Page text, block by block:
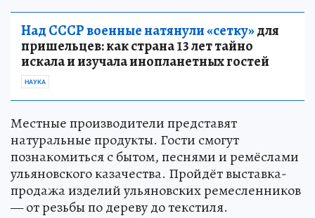
Над СССР военные натянули «сетку»для
пришельцев: как страна 13 лет тайно
искала и изучала инопланетных гостей
НАУКА
Местные производители представят
натуральные продукты. Гости смогут
познакомиться с бытом, песнями и ремёслами
ульяновского казачества. Пройдёт выставка-
продажа изделий ульяновских ремесленников
— от резьбы по дереву до текстиля.